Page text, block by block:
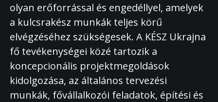
olyan erőforrással és engedéllyel, amelyek
a kulcsrakész munkák teljes körű
elvégzéséhez szükségesek. A KÉSZ Ukrajna
fő tevékenységei közé tartozik a
koncepcionális projektmegoldások
kidolgozása, az általános tervezési
munkák, fővállalkozói feladatok, építési és